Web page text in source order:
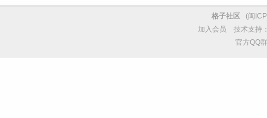
格子社区 (闽
加入会员
技术支持
官方QQ